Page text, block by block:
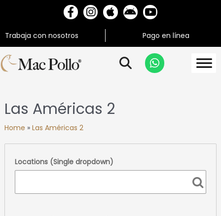
Trabaja con nosotros Pago en línea
Las Américas 2
Home » Las Américas 2
Locations (Single dropdown)